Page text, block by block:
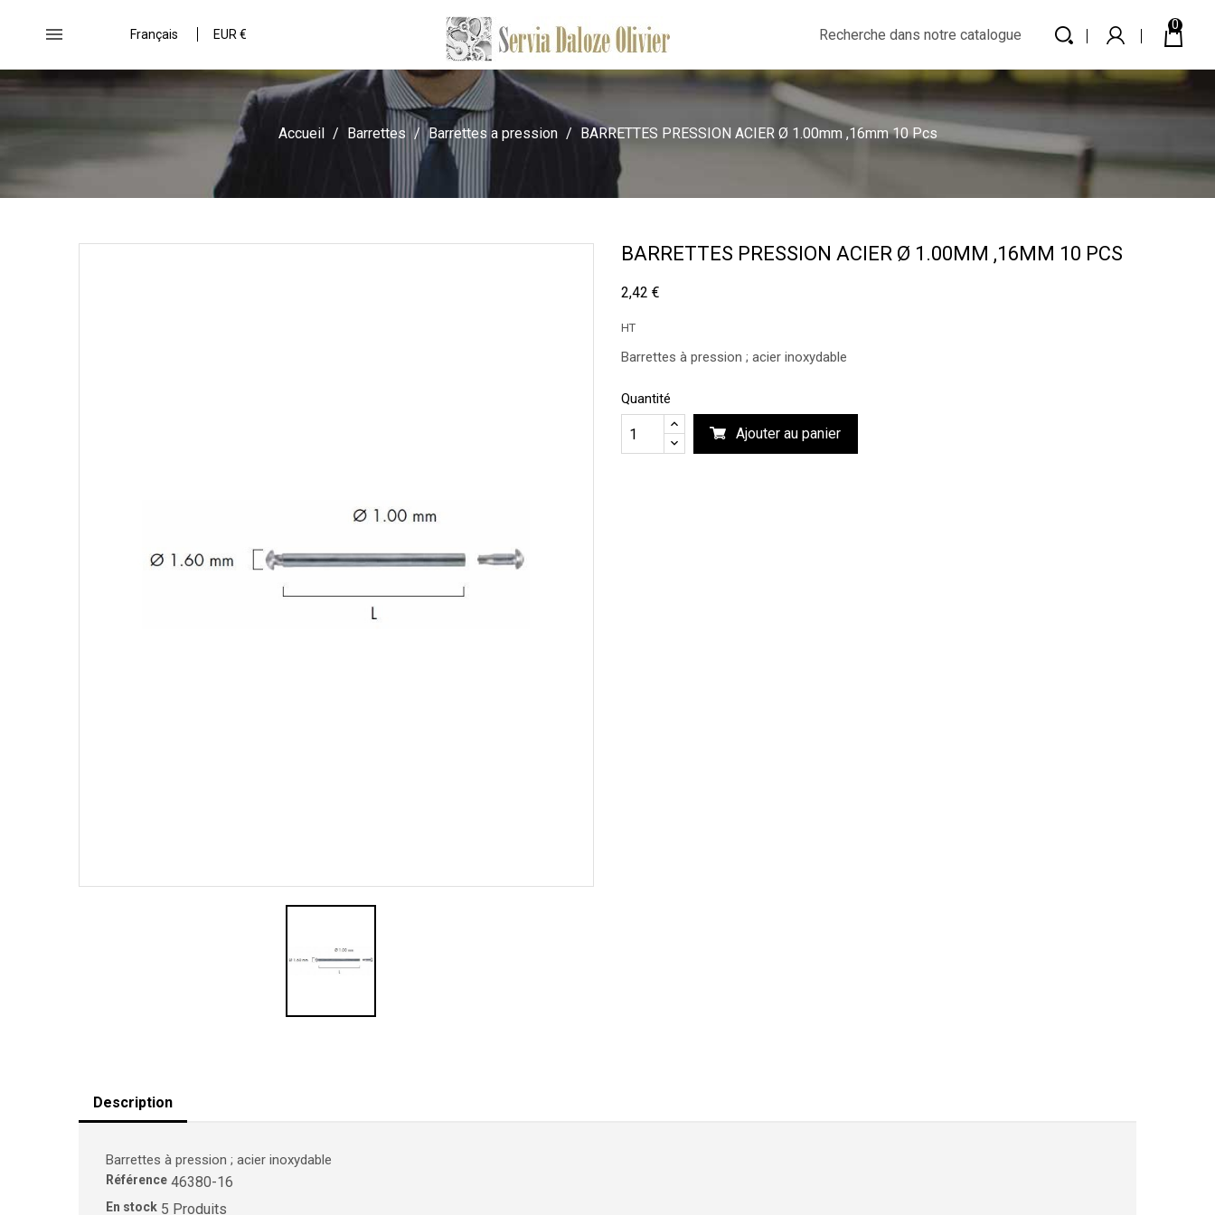
 Français EUR €
0
Accueil Barrettes Barrettes a pression BARRETTES PRESSION ACIER Ø 1.00mm ,16mm 10 Pcs
BARRETTES PRESSION ACIER Ø 1.00MM ,16MM 10 PCS
2,42 €
HT
Barrettes à pression ; acier inoxydable
Quantité
Ajouter au panier
Description
Barrettes à pression ; acier inoxydable
Référence 46380-16
En stock 5 Produits